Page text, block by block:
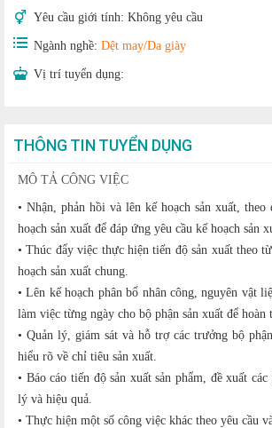
Yêu cầu giới tính: Không yêu cầu
Ngành nghề: Dệt may/Da giày
Vị trí tuyển dụng:
THÔNG TIN TUYỂN DỤNG
MÔ TẢ CÔNG VIỆC
• Nhận, phản hồi và lên kế hoạch sản xuất,
hoạch sản xuất để đáp ứng yêu cầu kế hoạch sản
• Thúc đẩy việc thực hiện tiến độ sản xuất theo
hoạch sản xuất chung.
• Lên kế hoạch phân bổ nhân công, nguyên vật
làm việc từng ngày cho bộ phận sản xuất để hoàn
• Quản lý, giám sát và hỗ trợ các trưởng bộ
hiểu rõ về chỉ tiêu sản xuất.
• Báo cáo tiến độ sản xuất sản phẩm, đề xuất
lý và hiệu quả.
• Thực hiện một số công việc khác theo yêu cầu